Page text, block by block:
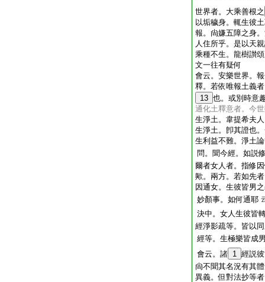
世界者。大乘善根之
以垢穢身。輒生彼
報。尙嫌五障之身
人住所乎。是以天
乘種不生。龍樹讃
文一往有疑何
會云。安樂世界。
釋。若依唯報土義
13 也。或別時意
通化土釋意者。今
生淨土。韋提希夫
生淨土。卽其證也
生利益不難。淨土
問。聞今經。如説
爾者女人者。指修
歟。兩方。若如先
因通女。生彼皆男
妙顏事。如何通耶
決中。女人生彼皆
經淨影疏等。皆以
經等。生極樂皆成
會云。諸 1 經説
尙不聞其名況有其
異義。但對法抄等